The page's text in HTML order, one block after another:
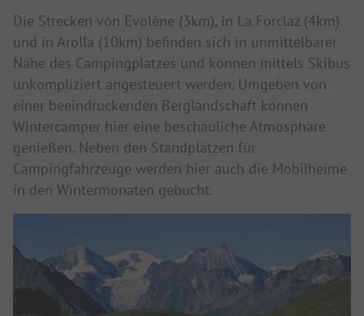
Die Strecken von Evolène (3km), in La Forclaz (4km)
und in Arolla (10km) befinden sich in unmittelbarer
Nähe des Campingplatzes und können mittels Skibus
unkompliziert angesteuert werden. Umgeben von
einer beeindruckenden Berglandschaft können
Wintercamper hier eine beschauliche Atmosphäre
genießen. Neben den Standplätzen für
Campingfahrzeuge werden hier auch die Mobilheime
in den Wintermonaten gebucht.